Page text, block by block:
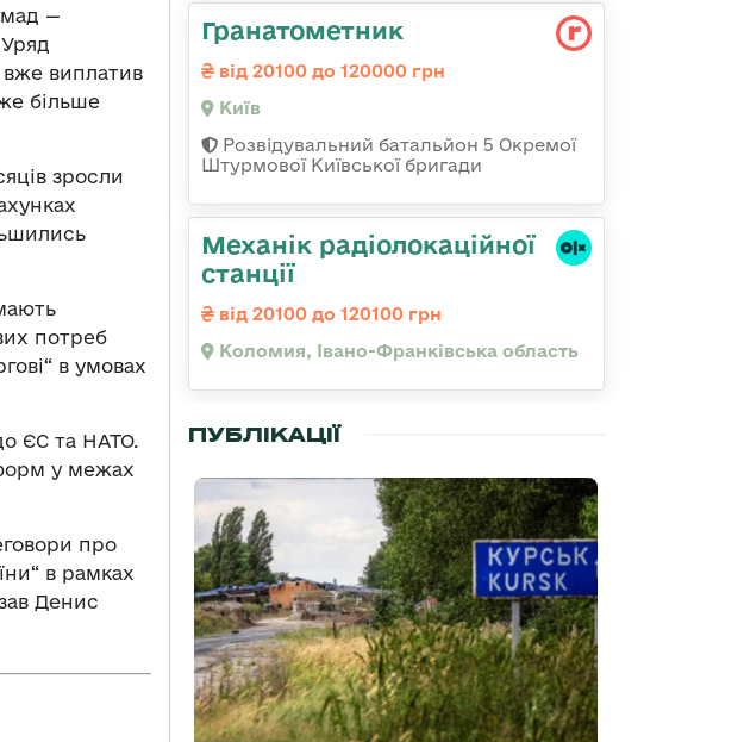
—
вже виплатив
більше
зросли
потреб
в умовах
ЄС та НАТО.
у межах
про
в рамках
Денис
Гранатометник
від 20100 до 120000 грн
Київ
Розвідувальний батальйон 5 Окремої
Штурмової Київської бригади
Механік радіолокаційної
станції
від 20100 до 120100 грн
Коломия, Івано-Франківська область
ПУБЛІКАЦІЇ